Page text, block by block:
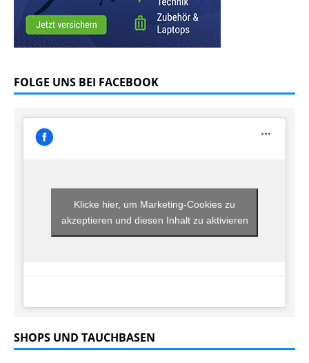
FOLGE UNS BEI FACEBOOK
Klicke hier, um Marketing-Cookies zu
akzeptieren und diesen Inhalt zu aktivieren
SHOPS UND TAUCHBASEN